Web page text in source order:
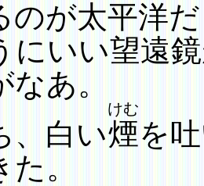
のが太平洋
にいい望遠
あ。
、白い煙
けむ
を
。